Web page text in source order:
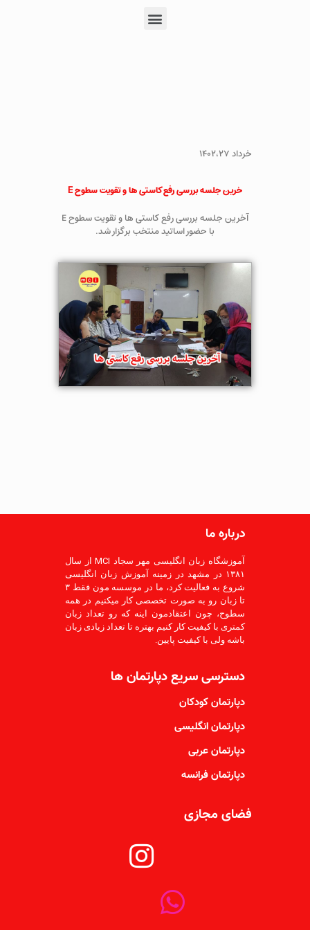
خرداد ۱۴۰۲،۲۷
خرین جلسه بررسی رفع کاستی ها و تقویت سطوح E
آخرین جلسه بررسی رفع کاستی ها و تقویت سطوح E
با حضور اساتید منتخب برگزار شد.
درباره ما
آموزشگاه زبان انگلیسی مهر سجاد MCI از سال
۱۳۸۱ در مشهد در زمینه آموزش زبان انگلیسی
شروع به فعالیت کرد، ما در موسسه مون فقط ۳
تا زبان رو به صورت تخصصی کار میکنیم در همه
سطوح، چون اعتقادمون اینه که رو تعداد زبان
کمتری با کیفیت کار کنیم بهتره تا تعداد زیادی زبان
باشه ولی با کیفیت پایین.
دسترسی سریع دپارتمان ها
دپارتمان کودکان
دپارتمان انگلیسی
دپارتمان عربی
دپارتمان فرانسه
فضای مجازی